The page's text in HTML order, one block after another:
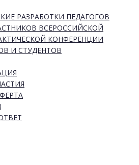
РАЗРАБОТКИ ПЕДАГОГОВ
ВСЕРОССИЙСКОЙ
КОНФЕРЕНЦИИ
И СТУДЕНТОВ